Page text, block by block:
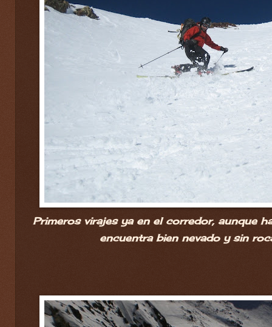
Primeros virajes ya en el corredor, aunque
encuentra bien nevado y sin